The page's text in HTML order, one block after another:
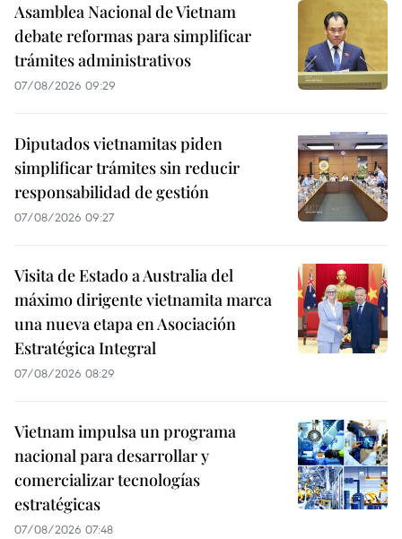
Asamblea Nacional de Vietnam
debate reformas para simplificar
trámites administrativos
07/08/2026 09:29
Diputados vietnamitas piden
simplificar trámites sin reducir
responsabilidad de gestión
07/08/2026 09:27
Visita de Estado a Australia del
máximo dirigente vietnamita marca
una nueva etapa en Asociación
Estratégica Integral
07/08/2026 08:29
Vietnam impulsa un programa
nacional para desarrollar y
comercializar tecnologías
estratégicas
07/08/2026 07:48